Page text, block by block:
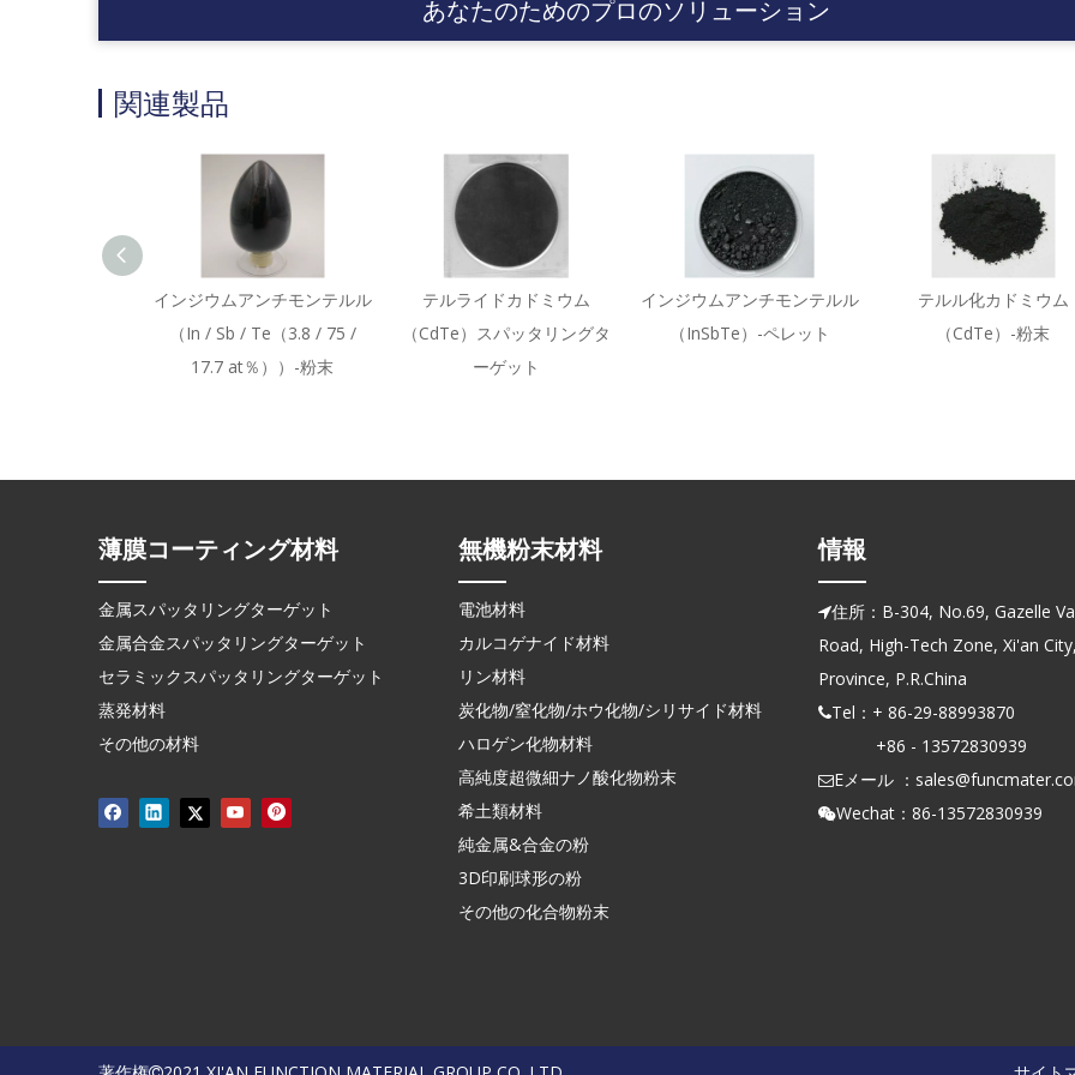
あなたのためのプロのソリューション
関連製品
インジウムアンチモンテルル
（In / Sb / Te（3.8 / 75 /
17.7 at％））-粉末
テルライドカドミウム
（CdTe）スパッタリングタ
ーゲット
インジウムアンチモンテルル
（InSbTe）-ペレット
テルル化カドミウム
（CdTe）-粉末
薄膜コーティング材料
金属スパッタリングターゲット
金属合金スパッタリングターゲット
セラミックスパッタリングターゲット
蒸発材料
その他の材料
無機粉末材料
電池材料
カルコゲナイド材料
リン材料
炭化物/窒化物/ホウ化物/シリサイド材料
ハロゲン化物材料
高純度超微細ナノ酸化物粉末
希土類材料
純金属&合金の粉
3D印刷球形の粉
その他の化合物粉末
情報
住所：B-304, No.69, Gazelle
Road, High-Tech Zone, Xi'an
Province, P.R.China
Tel：+ 86-29-88993870
+86 - 13572830939
Eメール ：
Wechat：86-13572830939